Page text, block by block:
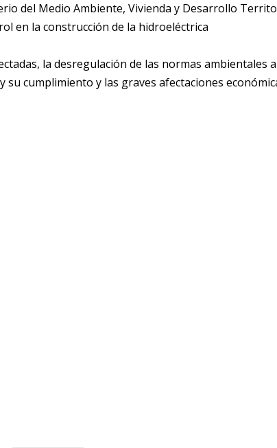
del Medio Ambiente, Vivienda y Desarrollo
en la construcción de la hidroeléctrica
la desregulación de las normas ambientales
cumplimiento y las graves afectaciones